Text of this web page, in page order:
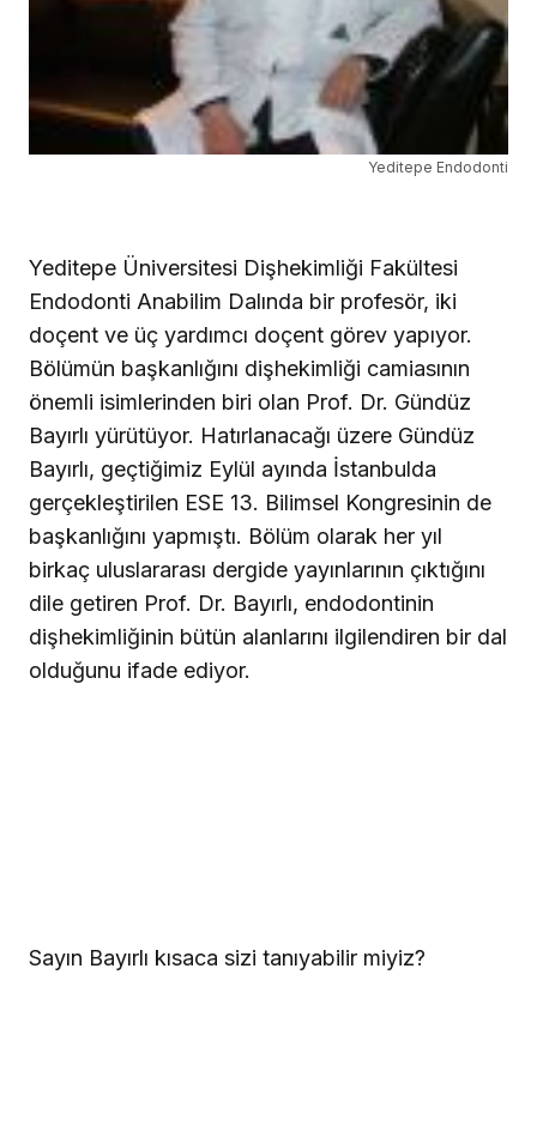
Yeditepe Endodonti
Yeditepe Üniversitesi Dişhekimliği Fakültesi
Endodonti Anabilim Dalında bir profesör, iki
doçent ve üç yardımcı doçent görev yapıyor.
Bölümün başkanlığını dişhekimliği camiasının
önemli isimlerinden biri olan Prof. Dr. Gündüz
Bayırlı yürütüyor. Hatırlanacağı üzere Gündüz
Bayırlı, geçtiğimiz Eylül ayında İstanbulda
gerçekleştirilen ESE 13. Bilimsel Kongresinin de
başkanlığını yapmıştı. Bölüm olarak her yıl
birkaç uluslararası dergide yayınlarının çıktığını
dile getiren Prof. Dr. Bayırlı, endodontinin
dişhekimliğinin bütün alanlarını ilgilendiren bir dal
olduğunu ifade ediyor.
Sayın Bayırlı kısaca sizi tanıyabilir miyiz?